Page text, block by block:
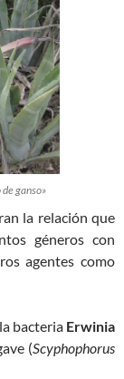
ganso»
la relación que
géneros con
agentes como
bacteria Erwinia
(Scyphophorus